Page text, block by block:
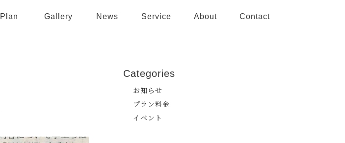
Plan Gallery News Service About Contact
Categories
お知らせ
プラン料金
イベント